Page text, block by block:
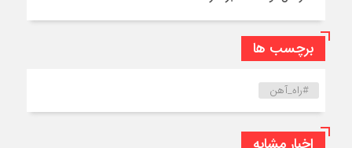
برچسب ها
#راه_آهن